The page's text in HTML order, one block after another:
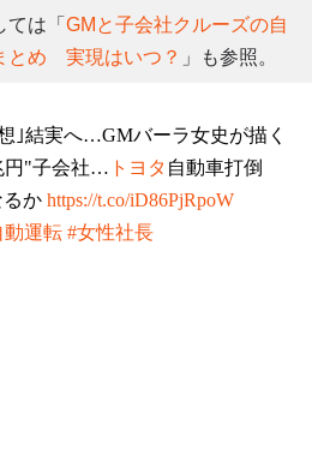
は「 GMと子会社クルーズの自
とめ 実現はいつ？ 」も参照。
｣結実へ…GMバーラ女史が描く
円"子会社… トヨタ 自動車打倒
か https://t.co/iD86PjRpoW
動運転 #女性社長